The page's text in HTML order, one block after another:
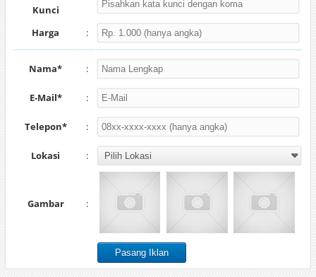
Kunci
Harga :
Nama* :
E-Mail* :
Telepon* :
Lokasi :
Gambar :